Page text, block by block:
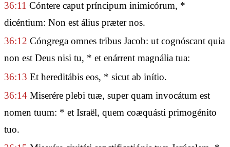
36:11 Cóntere caput príncipum inimicórum, *
dicéntium: Non est álius præter nos.
36:12 Cóngrega omnes tribus Jacob: ut cognóscant quia
non est Deus nisi tu, * et enárrent magnália tua:
36:13 Et hereditábis eos, * sicut ab inítio.
36:14 Miserére plebi tuæ, super quam invocátum est
nomen tuum: * et Israël, quem coæquásti primogénito
tuo.